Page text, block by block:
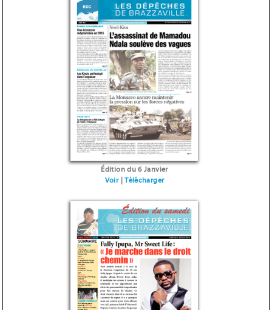
Édition du 6 Janvier
Voir|Télécharger